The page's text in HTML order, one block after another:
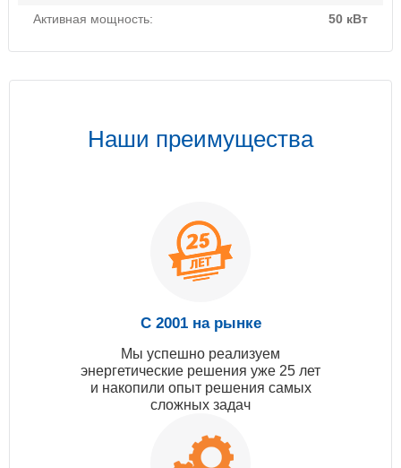
Активная мощность:
50 кВт
Наши преимущества
С 2001 на рынке
Мы успешно реализуем
энергетические решения уже 25 лет
и накопили опыт решения самых
сложных задач